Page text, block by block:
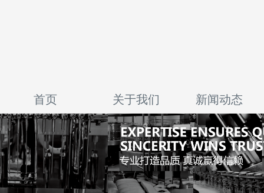
首页 关于我们 新闻动态